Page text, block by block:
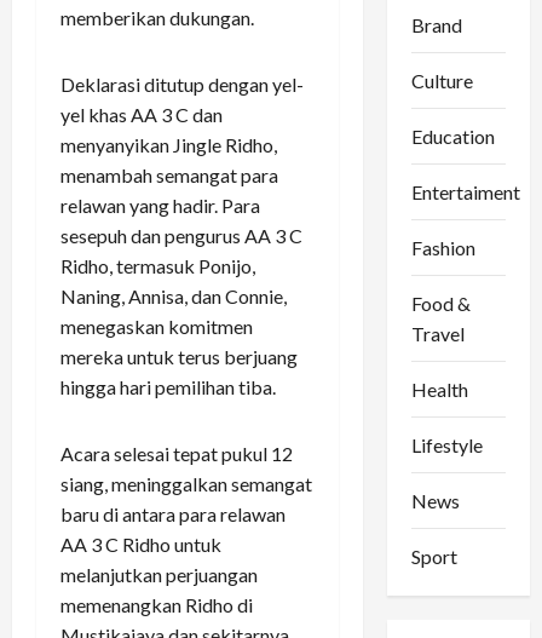
memberikan dukungan.
Deklarasi ditutup dengan yel-
yel khas AA 3 C dan
menyanyikan Jingle Ridho,
menambah semangat para
relawan yang hadir. Para
sesepuh dan pengurus AA 3 C
Ridho, termasuk Ponijo,
Naning, Annisa, dan Connie,
menegaskan komitmen
mereka untuk terus berjuang
hingga hari pemilihan tiba.
Acara selesai tepat pukul 12
siang, meninggalkan semangat
baru di antara para relawan
AA 3 C Ridho untuk
melanjutkan perjuangan
memenangkan Ridho di
Brand
Culture
Education
Entertaiment
Fashion
Food &
Travel
Health
Lifestyle
News
Sport